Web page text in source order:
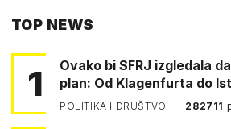
TOP NEWS
1
Ovako bi SFRJ izgledala
plan: Od Klagenfurta do
POLITIKA I DRUŠTVO 282711